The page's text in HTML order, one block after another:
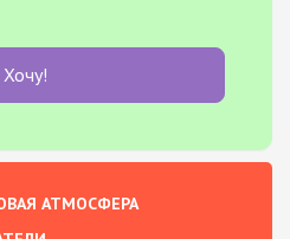
Хочу!
АТМОСФЕРА